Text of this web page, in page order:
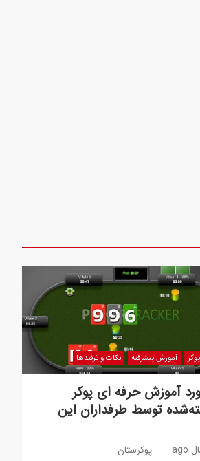
آموزش پیشرفته نکات و ترفندها
مورد آموزش حرفه ای پوکر
توسط طرفداران این
پوکرستان